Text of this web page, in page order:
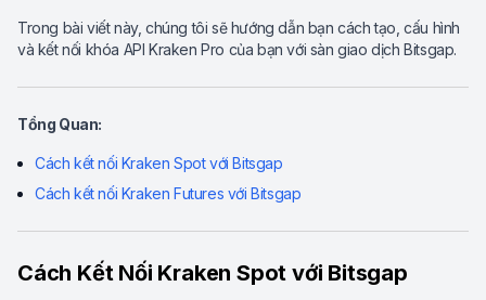
Trong bài viết này, chúng tôi sẽ hướng dẫn bạn cách tạo, cấu hình
và kết nối khóa API Kraken Pro của bạn với sàn giao dịch Bitsgap.
Tổng Quan:
Cách kết nối Kraken Spot với Bitsgap
Cách kết nối Kraken Futures với Bitsgap
Cách Kết Nối Kraken Spot với Bitsgap